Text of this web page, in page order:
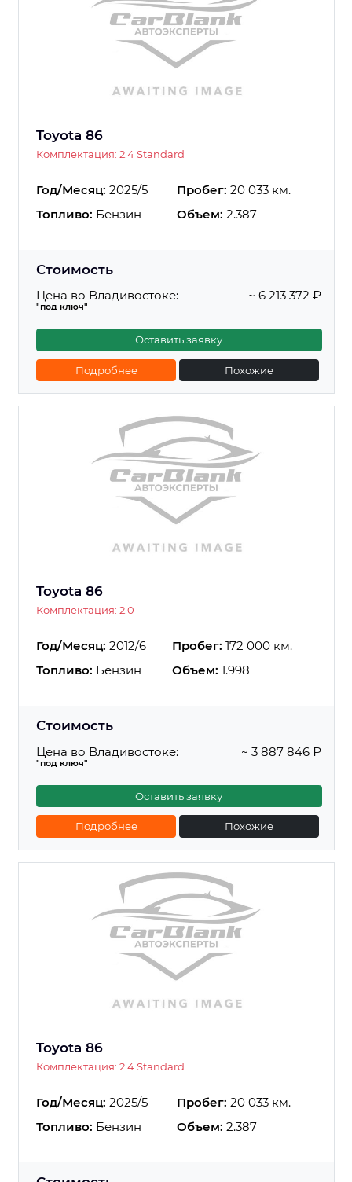
Toyota 86
Комплектация: 2.4 Standard
Год/Месяц: 2025/5 Пробег: 20 033 км.
Топливо: Бензин Объем: 2.387
Стоимость
Цена во Владивостоке:
"под ключ"
~ 6 213 372 ₽
Оставить заявку
Подробнее Похожие
Toyota 86
Комплектация: 2.0
Год/Месяц: 2012/6 Пробег: 172 000 км.
Топливо: Бензин Объем: 1.998
Стоимость
Цена во Владивостоке:
"под ключ"
~ 3 887 846 ₽
Оставить заявку
Подробнее Похожие
Toyota 86
Комплектация: 2.4 Standard
Год/Месяц: 2025/5 Пробег: 20 033 км.
Топливо: Бензин Объем: 2.387